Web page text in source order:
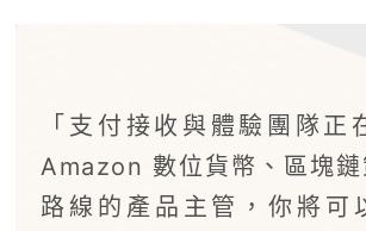
「支付接收與體驗團隊正
Amazon 數位貨幣、區塊鏈
路線的產品主管，你將可